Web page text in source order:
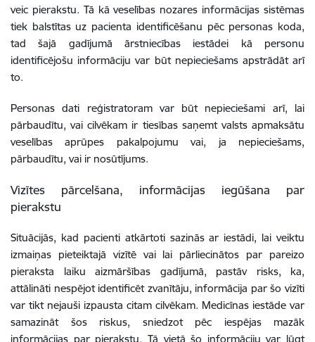
veic pierakstu. Tā kā veselības nozares informācijas sistēmas
tiek balstītas uz pacienta identificēšanu pēc personas koda,
tad šajā gadījumā ārstniecības iestādei kā personu
identificējošu informāciju var būt nepieciešams apstrādāt arī
to.
Personas dati reģistratoram var būt nepieciešami arī, lai
pārbaudītu, vai cilvēkam ir tiesības saņemt valsts apmaksātu
veselības aprūpes pakalpojumu vai, ja nepieciešams,
pārbaudītu, vai ir nosūtījums.
Vizītes pārcelšana, informācijas iegūšana par
pierakstu
Situācijās, kad pacienti atkārtoti sazinās ar iestādi, lai veiktu
izmaiņas pieteiktajā vizītē vai lai pārliecinātos par pareizo
pieraksta laiku aizmāršības gadījumā, pastāv risks, ka,
attālināti nespējot identificēt zvanītāju, informācija par šo vizīti
var tikt nejauši izpausta citam cilvēkam. Medicīnas iestāde var
samazināt šos riskus, sniedzot pēc iespējas mazāk
informācijas par pierakstu. Tā vietā šo informāciju var lūgt